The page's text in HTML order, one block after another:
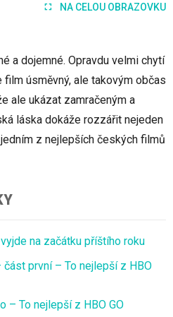
NA CELOU OBRAZOVKU
a dojemné. Opravdu velmi chytí
film úsměvný, ale takovým občas
ale ukázat zamračeným a
láska dokáže rozzářit nejeden
z nejlepších českých filmů
na začátku příštího roku
první – To nejlepší z HBO
– To nejlepší z HBO GO